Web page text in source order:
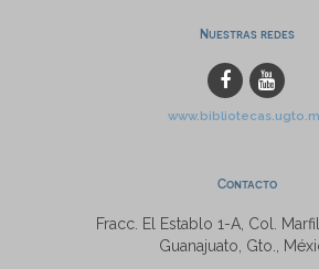
Nuestras redes
Contacto
Fracc. El Establo 1-A, Col.
Guanajuato, Gto.,